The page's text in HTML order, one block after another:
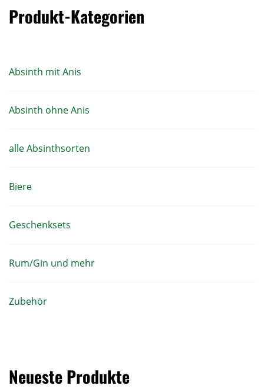
Produkt-Kategorien
Absinth mit Anis
Absinth ohne Anis
alle Absinthsorten
Biere
Geschenksets
Rum/Gin und mehr
Zubehör
Neueste Produkte